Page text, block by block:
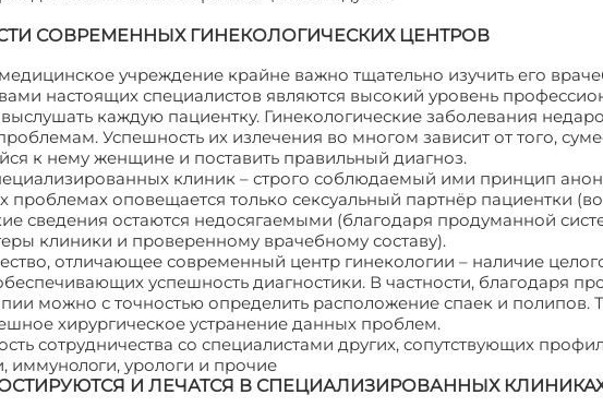
СОВРЕМЕННЫХ ГИНЕКОЛОГИЧЕСКИХ ЦЕНТРОВ
учреждение крайне важно тщательно изучить его
настоящих специалистов являются высокий уровень
выслушать каждую пациентку. Гинекологические заболевания
Успешность их излечения во многом зависит от того,
к нему женщине и поставить правильный диагноз.
клиник – строго соблюдаемый ими принцип
оповещается только сексуальный партнёр пациентки
сведения остаются недосягаемыми (благодаря продуманной
клиники и проверенному врачебному составу).
отличающее современный центр гинекологии – наличие
успешность диагностики. В частности, благодаря
можно с точностью определить расположение спаек и полипов.
хирургическое устранение данных проблем.
сотрудничества со специалистами других, сопутствующих
иммунoлoги, урологи и прочие
И ЛЕЧАТСЯ В СПЕЦИАЛИЗИРОВАННЫХ